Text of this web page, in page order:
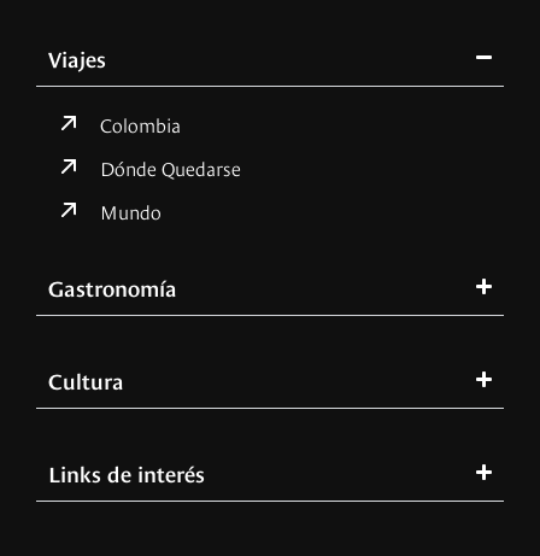
Viajes
Colombia
Dónde Quedarse
Mundo
Gastronomía
Cultura
Links de interés